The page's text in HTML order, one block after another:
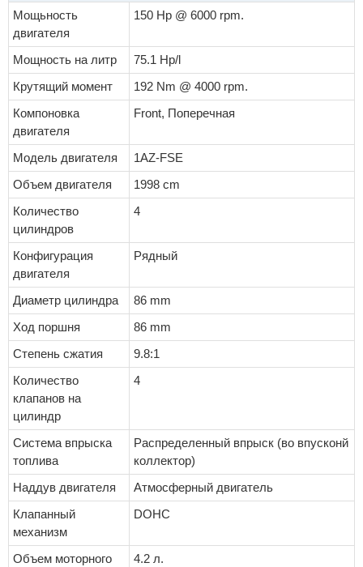
Мощьность
двигателя
150 Hp @ 6000 rpm.
Мощность на литр
75.1 Hp/l
Крутящий момент
192 Nm @ 4000 rpm.
Компоновка
двигателя
Front, Поперечная
Модель двигателя
1AZ-FSE
Объем двигателя
1998 cm
Количество
цилиндров
4
Конфигурация
двигателя
Рядный
Диаметр цилиндра
86 mm
Ход поршня
86 mm
Степень сжатия
9.8:1
Количество
клапанов на
цилиндр
4
Система впрыска
топлива
Распределенный впрыск (во впусконй
коллектор)
Наддув двигателя
Атмосферный двигатель
Клапанный
механизм
DOHC
Объем моторного
4.2 л.